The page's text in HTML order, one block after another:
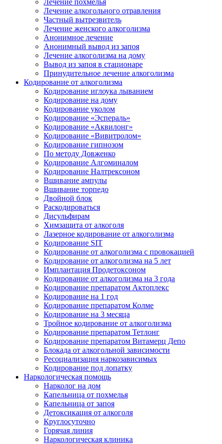
Лечение похмелья
Лечение алкогольного отравления
Частный вытрезвитель
Лечение женского алкоголизма
Анонимное лечение
Анонимный вывод из запоя
Лечение алкоголизма на дому
Вывод из запоя в стационаре
Принудительное лечение алкоголизма
Кодирование от алкоголизма
Кодирование иглоука лыванием
Кодирование на дому
Кодирование уколом
Кодирование «Эспераль»
Кодирование «Аквилонг»
Кодирование «Вивитролом»
Кодирование гипнозом
По методу Довженко
Кодирование Алгоминалом
Кодирование Налтрексоном
Вшивание ампулы
Вшивание торпедо
Двойной блок
Раскодироваться
Дисульфирам
Химзащита от алкоголя
Лазерное кодирование от алкоголизма
Кодирование SIT
Кодирование от алкоголизма с провокацией
Кодирование от алкоголизма на 5 лет
Имплантация Продетоксоном
Кодирование от алкоголизма на 3 года
Кодирование препаратом Актоплекс
Кодирование на 1 год
Кодирование препаратом Колме
Кодирование на 3 месяца
Тройное кодирование от алкоголизма
Кодирование препаратом Тетлонг
Кодирование препаратом Витамерц Депо
Блокада от алкогольной зависимости
Ресоциализация наркозависимых
Кодирование под лопатку
Наркологическая помощь
Нарколог на дом
Капельница от похмелья
Капельница от запоя
Детоксикация от алкоголя
Круглосуточно
Горячая линия
Наркологическая клиника